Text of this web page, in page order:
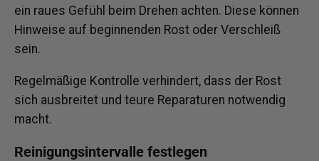
ein raues Gefühl beim Drehen achten. Diese können
Hinweise auf beginnenden Rost oder Verschleiß
sein.
Regelmäßige Kontrolle verhindert, dass der Rost
sich ausbreitet und teure Reparaturen notwendig
macht.
Reinigungsintervalle festlegen